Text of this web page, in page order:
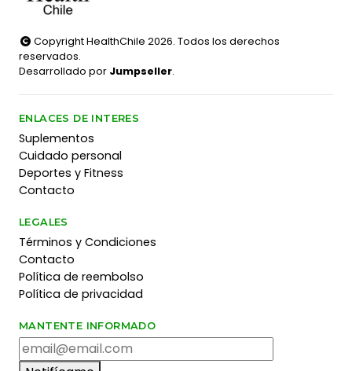
Copyright HealthChile 2026. Todos los derechos
reservados.
Desarrollado por Jumpseller.
ENLACES DE INTERES
Suplementos
Cuidado personal
Deportes y Fitness
Contacto
LEGALES
Términos y Condiciones
Contacto
Política de reembolso
Política de privacidad
MANTENTE INFORMADO